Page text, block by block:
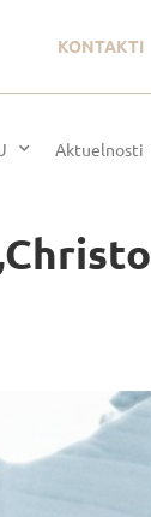
KONTAKTI
Aktuelnosti